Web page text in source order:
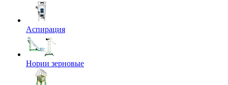
Аспирация
Нории зерновые